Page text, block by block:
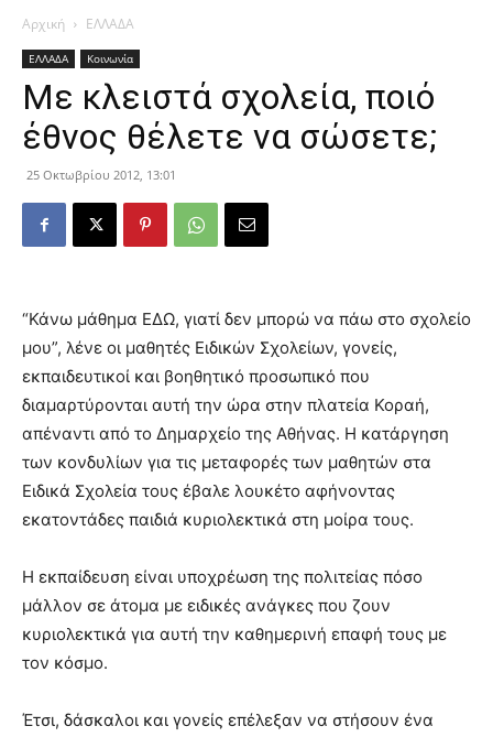
Αρχική ΕΛΛΑΔΑ
ΕΛΛΑΔΑ Κοινωνία
Με κλειστά σχολεία, ποιό
έθνος θέλετε να σώσετε;
25 Οκτωβρίου 2012, 13:01
“Κάνω μάθημα ΕΔΩ, γιατί δεν μπορώ να πάω στο σχολείο
μου”, λένε οι μαθητές Ειδικών Σχολείων, γονείς,
εκπαιδευτικοί και βοηθητικό προσωπικό που
διαμαρτύρονται αυτή την ώρα στην πλατεία Κοραή,
απέναντι από το Δημαρχείο της Αθήνας. Η κατάργηση
των κονδυλίων για τις μεταφορές των μαθητών στα
Ειδικά Σχολεία τους έβαλε λουκέτο αφήνοντας
εκατοντάδες παιδιά κυριολεκτικά στη μοίρα τους.
Η εκπαίδευση είναι υποχρέωση της πολιτείας πόσο
μάλλον σε άτομα με ειδικές ανάγκες που ζουν
κυριολεκτικά για αυτή την καθημερινή επαφή τους με
τον κόσμο.
Έτσι, δάσκαλοι και γονείς επέλεξαν να στήσουν ένα